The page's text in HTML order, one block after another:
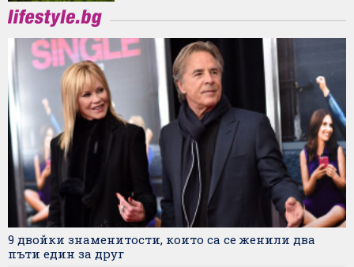
9 двойки знаменитости, които са се женили два
пъти един за друг